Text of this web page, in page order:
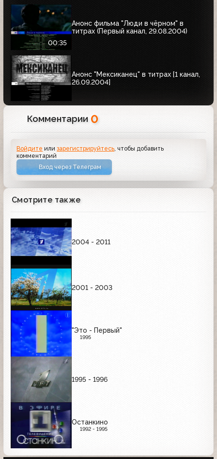
00:35
Анонс фильма "Люди в чёрном" в
титрах (Первый канал, 29.08.2004)
Анонс "Мексиканец" в титрах [1 канал,
26.09.2004]
Комментарии 0
Войдите илизарегистрируйтесь , чтобы добавить
комментарий
Вход через Телеграм
Смотрите также
2004 - 2011
2001 - 2003
"Это - Первый"
1995
1995 - 1996
Останкино
1992 - 1995